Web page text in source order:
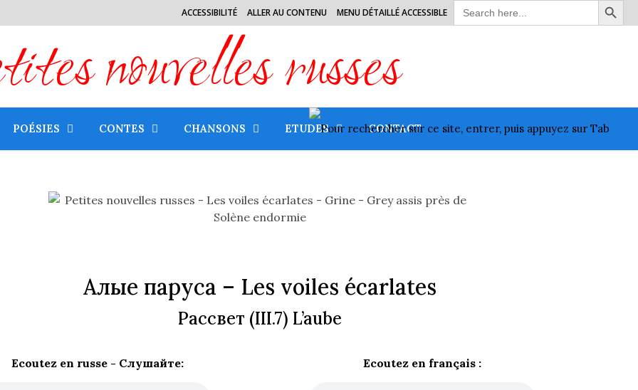
ACCESSIBILITÉ ALLER AU CONTENU MENU DÉTAILLÉ ACCESSIBLE
Search
for:
nouvelles russes
POÉSIES CONTES CHANSONS ETUDES CONTACT
Алые паруса – Les voiles écarlates
Рассвет (III.7) L’aube
Ecoutez en russe - Слушайте: Ecoutez en français :